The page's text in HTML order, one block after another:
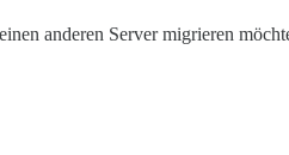
anderen Server migrieren